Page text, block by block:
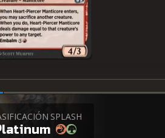
SPLASH